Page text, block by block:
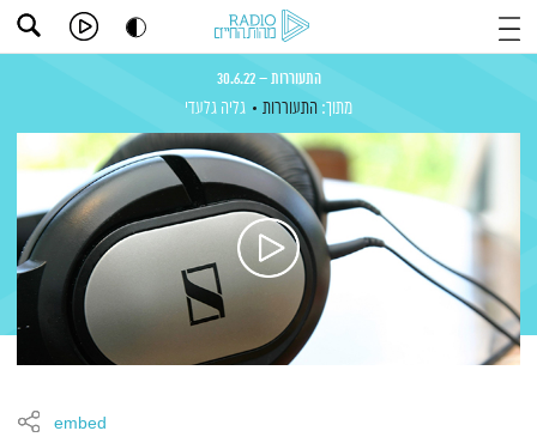
התעוררות – 30.6.22
מתוך: התעוררות גליה גלעדי
embed